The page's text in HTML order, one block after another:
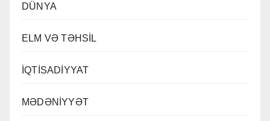
DÜNYA
ELM VƏ TƏHSİL
İQTİSADİYYAT
MƏDƏNİYYƏT